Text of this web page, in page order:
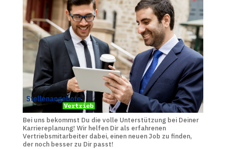
Bei uns bekommst Du die volle Unterstützung bei Deiner
Karriereplanung! Wir helfen Dir als erfahrenen
Vertriebsmitarbeiter dabei, einen neuen Job zu finden,
der noch besser zu Dir passt!